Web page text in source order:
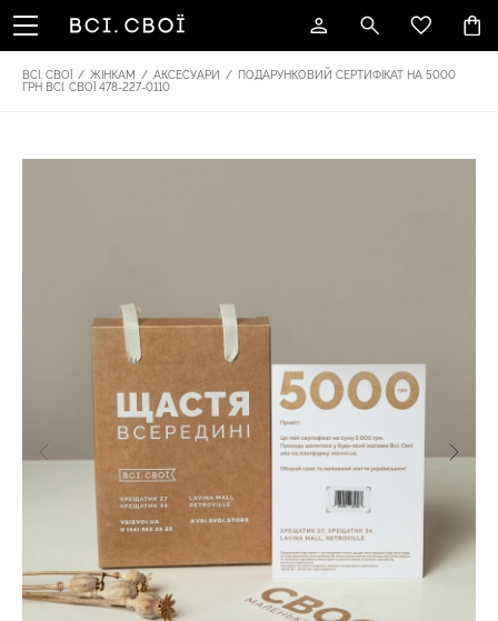
ВСІ. СВОЇ / ЖІНКАМ / АКСЕСУАРИ / ПОДАРУНКОВИЙ СЕРТИФІКАТ НА 5000
ГРН ВСІ. СВОЇ 478-227-0110